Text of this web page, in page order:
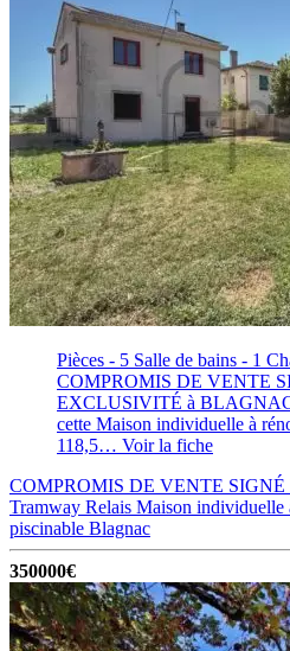
Pièces - 5 Salle de bains - 1
COMPROMIS DE VENTE
EXCLUSIVITÉ à
cette Maison individuelle à
118,5… Voir la fiche
COMPROMIS DE VENTE
Tramway Relais Maison individuelle
piscinable Blagnac
350000€